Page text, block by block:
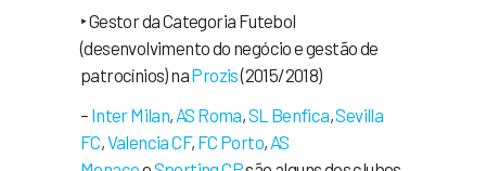
‣ Gestor da Categoria Futebol
(desenvolvimento do negócio e gestão de
patrocínios) naProzis(2015/2018)
– Inter Milan, AS Roma,SL Benfica,Sevilla
FC,Valencia CF, FC Porto, AS